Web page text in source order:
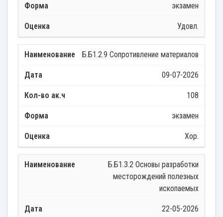
экзамен
Удовл.
Б.Б1.2.9 Сопротивление материалов
09-07-2026
108
экзамен
Хор.
Б.Б1.3.2 Основы разработки
месторождений полезных
ископаемых
22-05-2026